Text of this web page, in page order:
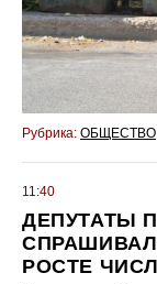
Рубрика: ОБЩЕСТВО
11:40
ДЕПУТАТЫ
РОСТЕ